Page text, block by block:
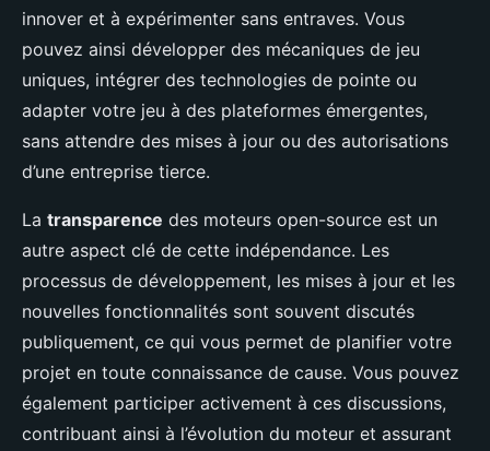
innover et à expérimenter sans entraves. Vous
pouvez ainsi développer des mécaniques de jeu
uniques, intégrer des technologies de pointe ou
adapter votre jeu à des plateformes émergentes,
sans attendre des mises à jour ou des autorisations
d’une entreprise tierce.
La transparence des moteurs open-source est un
autre aspect clé de cette indépendance. Les
processus de développement, les mises à jour et les
nouvelles fonctionnalités sont souvent discutés
publiquement, ce qui vous permet de planifier votre
projet en toute connaissance de cause. Vous pouvez
également participer activement à ces discussions,
contribuant ainsi à l’évolution du moteur et assurant